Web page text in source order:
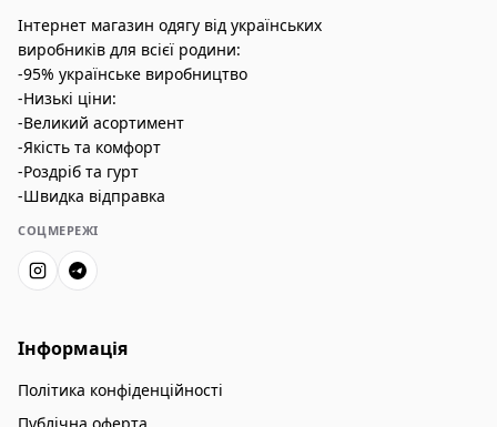
Інтернет магазин одягу від українських
виробників для всієї родини:
-95% українське виробництво
-Низькі ціни:
-Великий асортимент
-Якість та комфорт
-Роздріб та гурт
-Швидка відправка
СОЦМЕРЕЖІ
Інформація
Політика конфіденційності